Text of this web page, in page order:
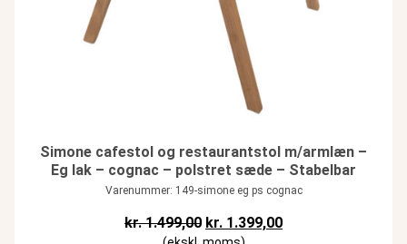
Simone cafestol og restaurantstol m/armlæn –
Eg lak – cognac – polstret sæde – Stabelbar
Varenummer: 149-simone eg ps cognac
kr.1.499,00 Den oprindelige pris var: kr.
kr. 1.399,00Den aktuelle pris